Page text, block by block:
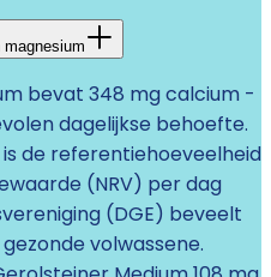
bevat 348 mg calcium -
dagelijkse behoefte.
de referentiehoeveelheid
(NRV) per dag
(DGE) beveelt
volwassene.